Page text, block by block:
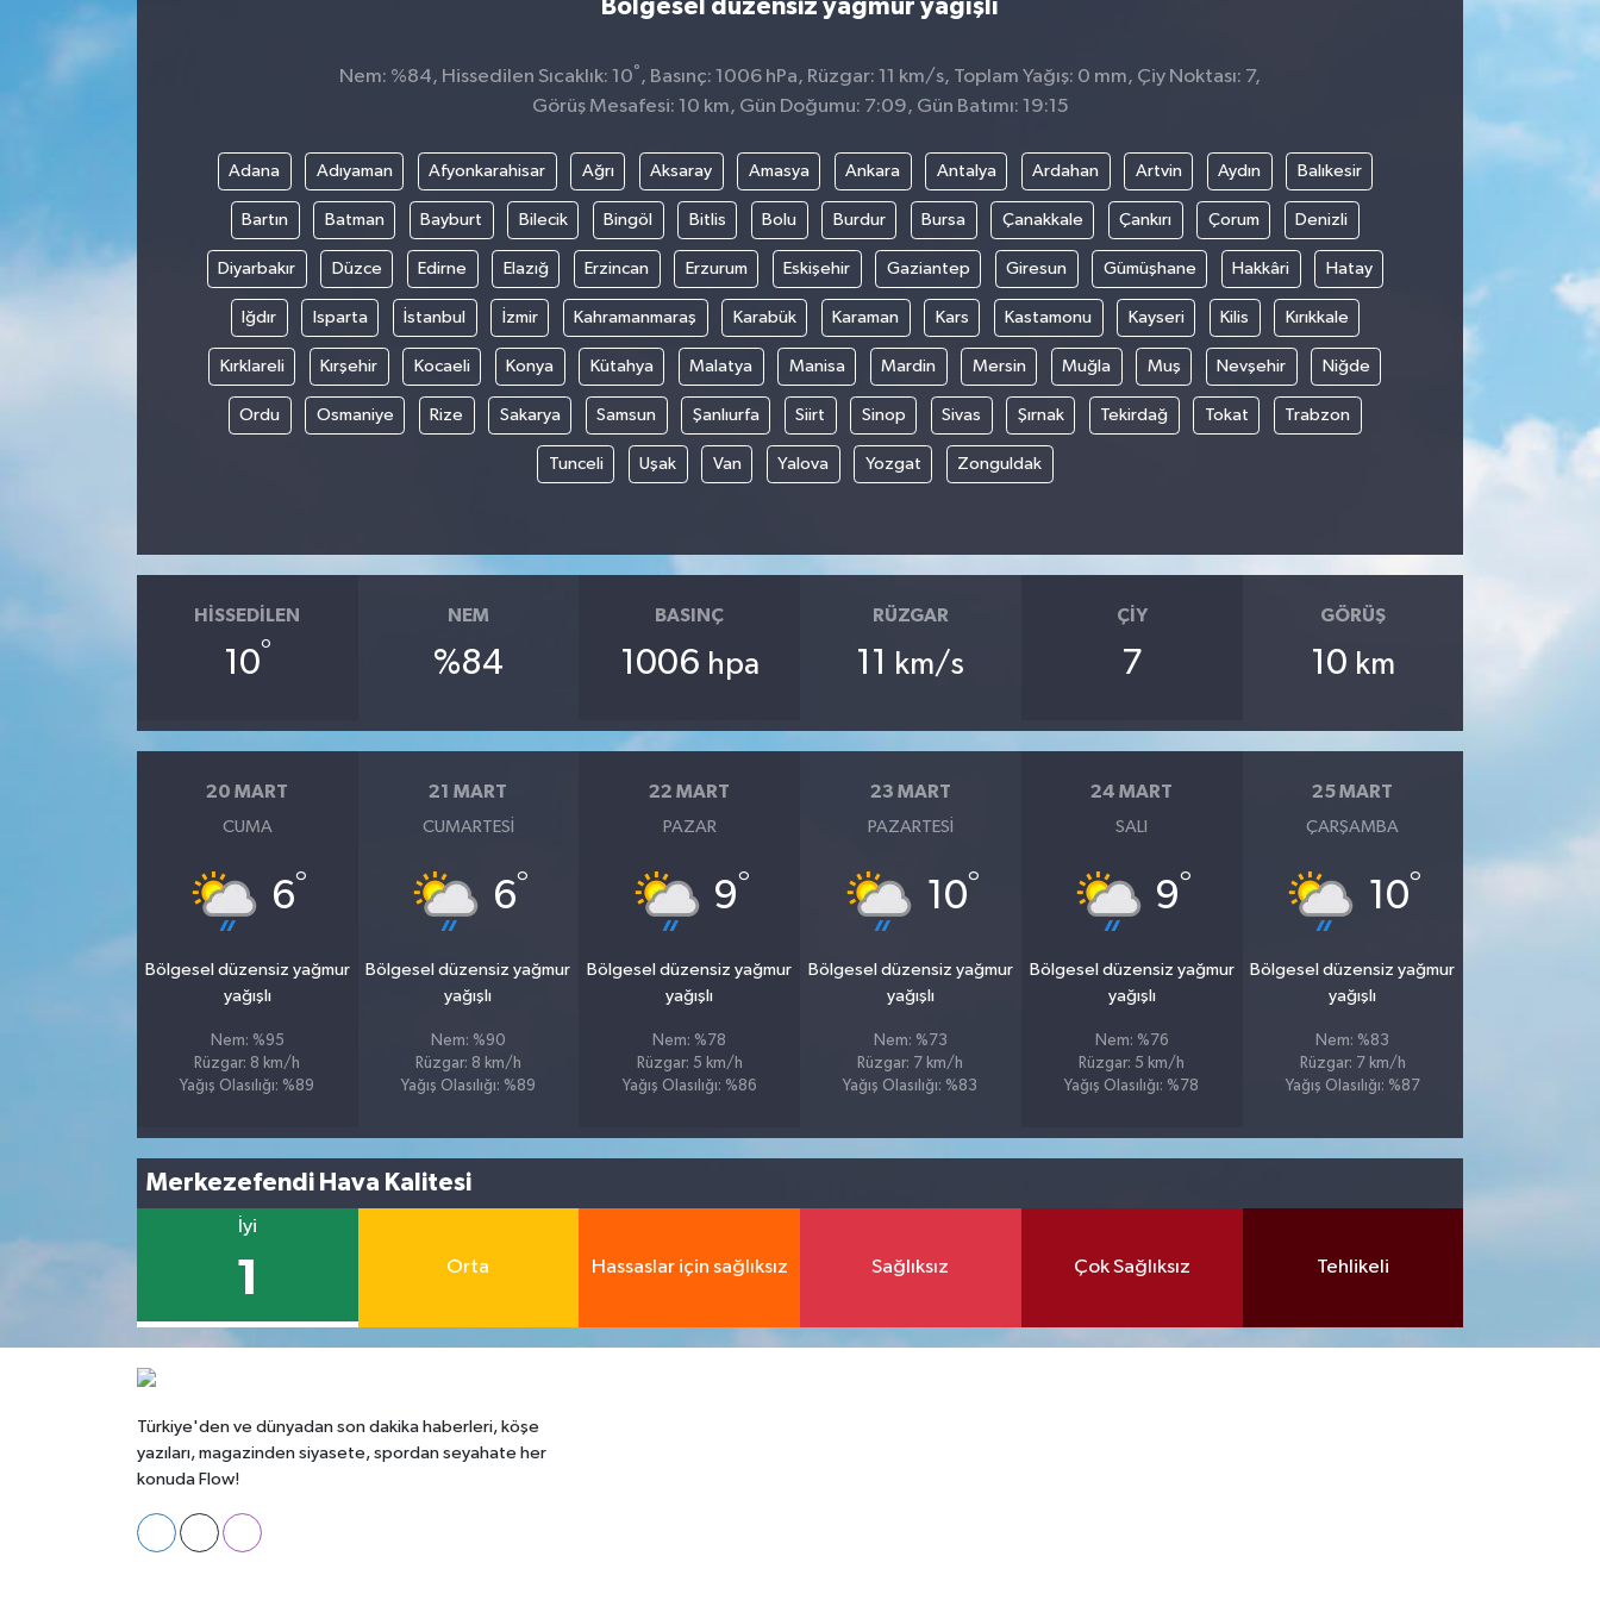
Bölgesel düzensiz yağmur yağışlı
Nem: %84, Hissedilen Sıcaklık: 10° , Basınç: 1006 hPa, Rüzgar: 11 km/s, Toplam Yağış: 0 mm, Çiy Noktası: 7,
Görüş Mesafesi: 10 km, Gün Doğumu: 7:09, Gün Batımı: 19:15
Adana Adıyaman Afyonkarahisar Ağrı Aksaray Amasya Ankara Antalya Ardahan Artvin Aydın Balıkesir
Bartın Batman Bayburt Bilecik Bingöl Bitlis Bolu Burdur Bursa Çanakkale Çankırı Çorum Denizli
Diyarbakır Düzce Edirne Elazığ Erzincan Erzurum Eskişehir Gaziantep Giresun Gümüşhane Hakkâri Hatay
Iğdır Isparta İstanbul İzmir Kahramanmaraş Karabük Karaman Kars Kastamonu Kayseri Kilis Kırıkkale
Kırklareli Kırşehir Kocaeli Konya Kütahya Malatya Manisa Mardin Mersin Muğla Muş Nevşehir Niğde
Ordu Osmaniye Rize Sakarya Samsun Şanlıurfa Siirt Sinop Sivas Şırnak Tekirdağ Tokat Trabzon
Tunceli Uşak Van Yalova Yozgat Zonguldak
HISSEDILEN
10°
NEM
%84
BASINÇ
1006 hpa
RÜZGAR
11 km/s
ÇIY
7
GÖRÜŞ
10 km
20 MART
CUMA
6°
Bölgesel düzensiz yağmur
yağışlı
Nem: %95
Rüzgar: 8 km/h
Yağış Olasılığı: %89
21 MART
CUMARTESI
6°
Bölgesel düzensiz yağmur
yağışlı
Nem: %90
Rüzgar: 8 km/h
Yağış Olasılığı: %89
22 MART
PAZAR
9°
Bölgesel düzensiz yağmur
yağışlı
Nem: %78
Rüzgar: 5 km/h
Yağış Olasılığı: %86
23 MART
PAZARTESI
10°
Bölgesel düzensiz yağmur
yağışlı
Nem: %73
Rüzgar: 7 km/h
Yağış Olasılığı: %83
24 MART
SALI
9°
Bölgesel düzensiz yağmur
yağışlı
Nem: %76
Rüzgar: 5 km/h
Yağış Olasılığı: %78
25 MART
ÇARŞAMBA
10°
Bölgesel düzensiz yağmur
yağışlı
Nem: %83
Rüzgar: 7 km/h
Yağış Olasılığı: %87
Merkezefendi Hava Kalitesi
İyi
1 Orta Hassaslar için sağlıksız Sağlıksız Çok Sağlıksız Tehlikeli
Türkiye'den ve dünyadan son dakika haberleri, köşe
yazıları, magazinden siyasete, spordan seyahate her
konuda Flow!